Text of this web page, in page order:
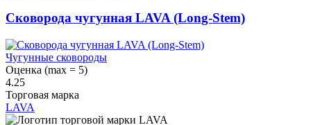
Сковорода чугунная LAVA (Long-Stem)
Чугунные сковороды
Оценка (max = 5)
4.25
Торговая марка
LAVA